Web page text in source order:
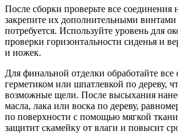
После сборки проверьте все
закрепите их дополнительными
потребуется. Используйте уровень для
проверки горизонтальности сиденья и
и ножек.
Для финальной отделки обработайте все
герметиком или шпатлевкой по дереву,
возможные щели. После высыхания
масла, лака или воска по дереву,
по поверхности с помощью мягкой
защитит скамейку от влаги и повысит